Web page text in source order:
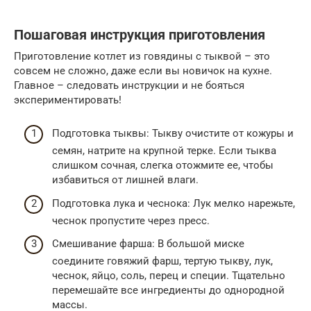
Пошаговая инструкция приготовления
Приготовление котлет из говядины с тыквой – это
совсем не сложно, даже если вы новичок на кухне.
Главное – следовать инструкции и не бояться
экспериментировать!
Подготовка тыквы: Тыкву очистите от кожуры и
семян, натрите на крупной терке. Если тыква
слишком сочная, слегка отожмите ее, чтобы
избавиться от лишней влаги.
Подготовка лука и чеснока: Лук мелко нарежьте,
чеснок пропустите через пресс.
Смешивание фарша: В большой миске
соедините говяжий фарш, тертую тыкву, лук,
чеснок, яйцо, соль, перец и специи. Тщательно
перемешайте все ингредиенты до однородной
массы.